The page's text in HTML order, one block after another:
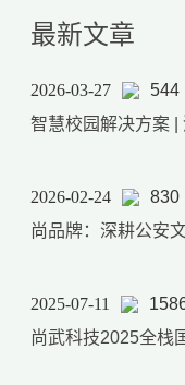
最新文章
2026-03-27
544
2026-02-24
830
2025-07-11